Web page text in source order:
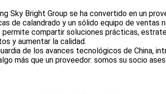
Sky Bright Group se ha convertido en un
de calandrado y un sólido equipo de
permite compartir soluciones prácticas,
y aumentar la calidad.
de los avances tecnológicos de China,
más que un proveedor: somos su socio